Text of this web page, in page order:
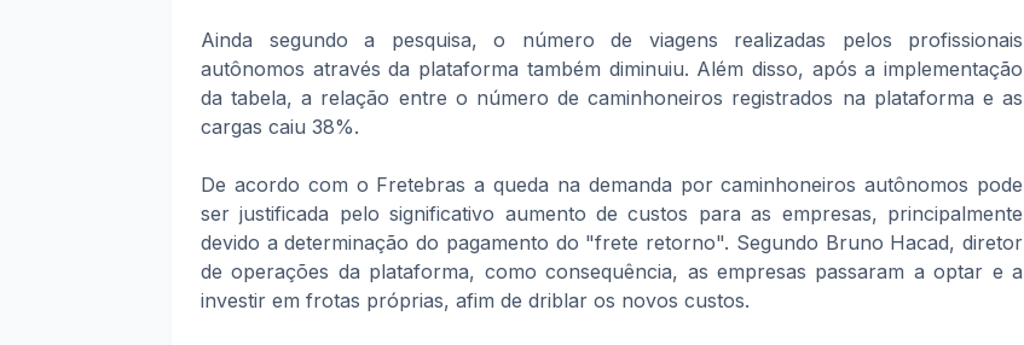
Ainda segundo a pesquisa, o número de viagens realizadas pelos profissionais
autônomos através da plataforma também diminuiu. Além disso, após a implementação
da tabela, a relação entre o número de caminhoneiros registrados na plataforma e as
cargas caiu 38%.
De acordo com o Fretebras a queda na demanda por caminhoneiros autônomos pode
ser justificada pelo significativo aumento de custos para as empresas, principalmente
devido a determinação do pagamento do "frete retorno". Segundo Bruno Hacad, diretor
de operações da plataforma, como consequência, as empresas passaram a optar e a
investir em frotas próprias, afim de driblar os novos custos.